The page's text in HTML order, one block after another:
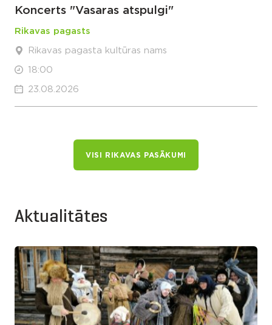
Koncerts "Vasaras atspulgi"
Rikavas pagasts
Rikavas pagasta kultūras nams
18:00
23.08.2026
VISI RIKAVAS PASĀKUMI
Aktualitātes